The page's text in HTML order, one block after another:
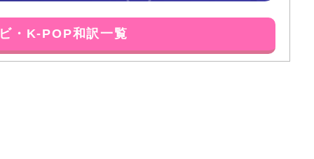
・K-POP和訳一覧